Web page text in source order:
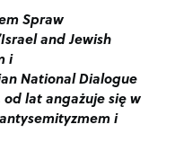
Spraw
and Jewish
i
National Dialogue
od lat angażuje się w
i